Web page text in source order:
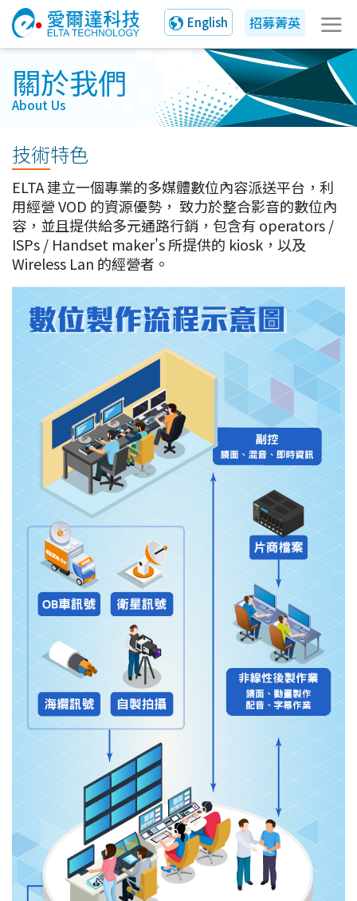
English 招募菁英
關於我們
About Us
技術特色
ELTA 建立一個專業的多媒體數位內容派送平台，利
用經營 VOD 的資源優勢， 致力於整合影音的數位內
容，並且提供給多元通路行銷，包含有 operators /
ISPs / Handset maker's 所提供的 kiosk，以及
Wireless Lan 的經營者。